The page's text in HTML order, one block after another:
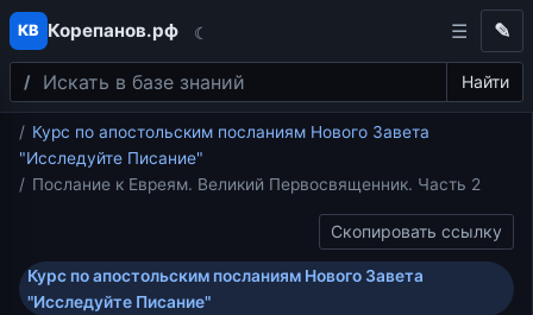
Перейти к содержимому
КВ Корепанов.рф ☾
Поиск Найти
✎
Главная
Курс по апостольским посланиям Нового Завета
"Исследуйте Писание"
Послание к Евреям. Великий Первосвященник. Часть 2
Скопировать ссылку
Курс по апостольским посланиям Нового Завета
"Исследуйте Писание"